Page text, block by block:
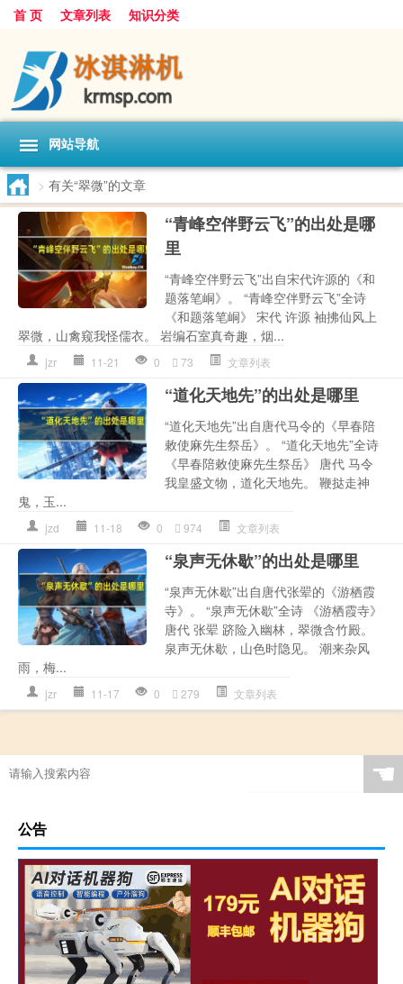
首 页 文章列表 知识分类
网站导航
> 有关“翠微”的文章
“青峰空伴野云飞”的出处是哪
里
“青峰空伴野云飞”出自宋代许源的《和
题落笔峒》。 “青峰空伴野云飞”全诗
《和题落笔峒》 宋代 许源 袖拂仙风上
翠微，山禽窥我怪儒衣。 岩编石室真奇趣，烟...
jzr 11-21 0 73 文章列表
“道化天地先”的出处是哪里
“道化天地先”出自唐代马令的《早春陪
敕使麻先生祭岳》。 “道化天地先”全诗
《早春陪敕使麻先生祭岳》 唐代 马令
我皇盛文物，道化天地先。 鞭挞走神
鬼，玉...
jzd 11-18 0 974 文章列表
“泉声无休歇”的出处是哪里
“泉声无休歇”出自唐代张翚的《游栖霞
寺》。 “泉声无休歇”全诗 《游栖霞寺》
唐代 张翚 跻险入幽林，翠微含竹殿。
泉声无休歇，山色时隐见。 潮来杂风
雨，梅...
jzr 11-17 0 279 文章列表
☚
公告